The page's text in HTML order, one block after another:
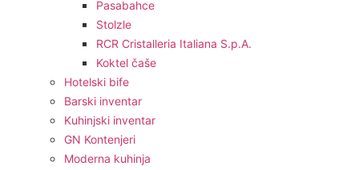
Pasabahce
Stolzle
RCR Cristalleria Italiana S.p.A.
Koktel čaše
Hotelski bife
Barski inventar
Kuhinjski inventar
GN Kontenjeri
Moderna kuhinja